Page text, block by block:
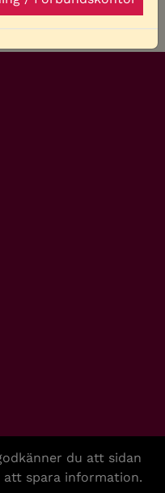
du att sidan
att spara information.